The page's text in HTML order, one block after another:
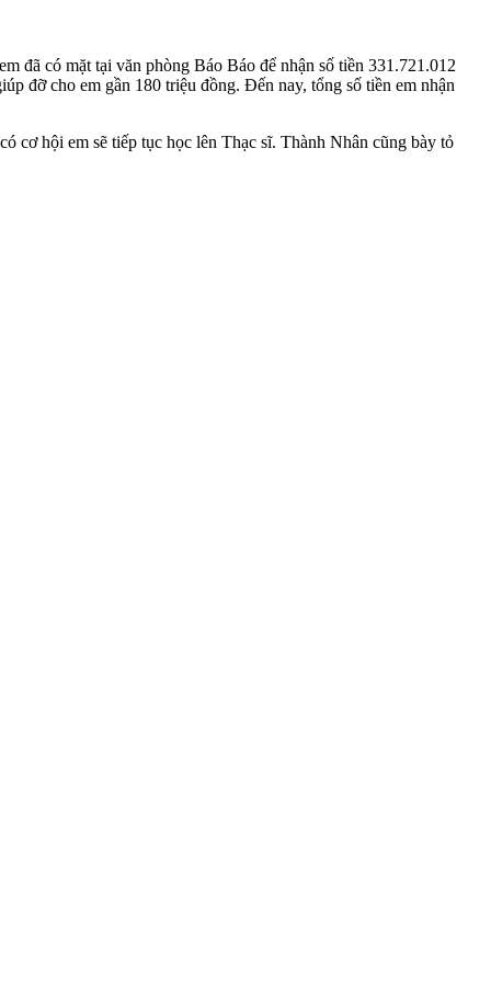
đã có mặt tại văn phòng Báo Báo để nhận số tiền 331.721.012
đỡ cho em gần 180 triệu đồng. Đến nay, tổng số tiền em nhận
cơ hội em sẽ tiếp tục học lên Thạc sĩ. Thành Nhân cũng bày tỏ